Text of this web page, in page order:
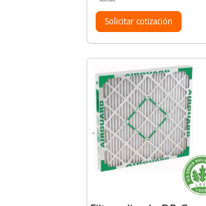
Solicitar cotización